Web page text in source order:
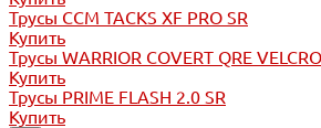
Трусы CCM TACKS XF PRO SR
Купить
Трусы WARRIOR COVERT QRE
Купить
Трусы PRIME FLASH 2.0 SR
Купить